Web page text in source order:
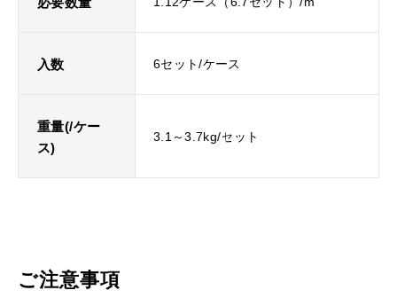
入数 6セット/ケース
重量(/ケー
ス)
3.1～3.7kg/セット
ご注意事項